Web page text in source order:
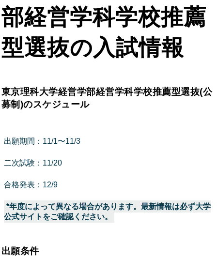
部経営学科学校推薦
型選抜の入試情報
東京理科大学経営学部経営学科学校推薦型選抜(公
募制)のスケジュール
出願期間：11/1〜11/3
二次試験：11/20
合格発表：12/9
*年度によって異なる場合があります。最新情報は必ず大学
公式サイトをご確認ください。
出願条件